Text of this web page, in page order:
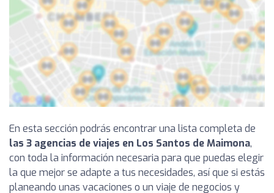
En esta sección podrás encontrar una lista completa de
las 3 agencias de viajes en Los Santos de Maimona,
con toda la información necesaria para que puedas elegir
la que mejor se adapte a tus necesidades, así que si estás
planeando unas vacaciones o un viaje de negocios y